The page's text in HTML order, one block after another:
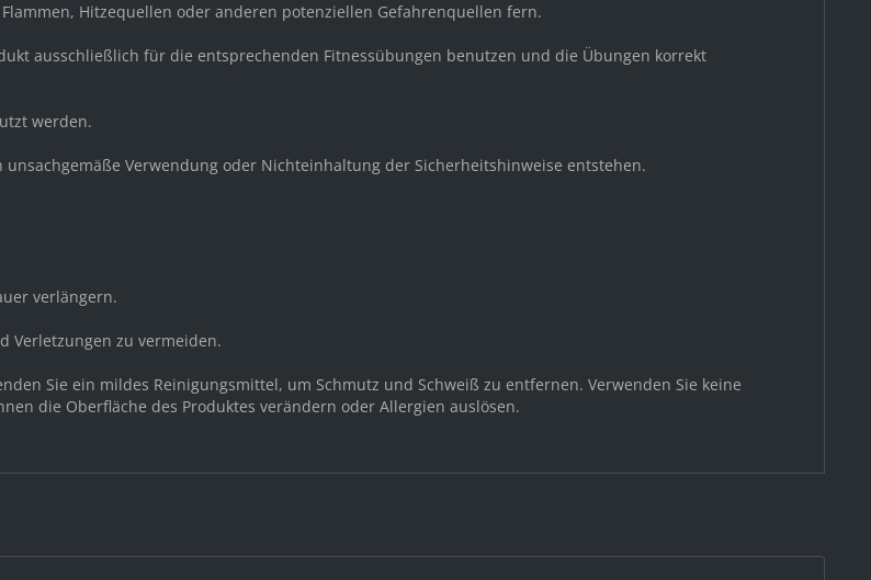
Hitzequellen oder anderen potenziellen Gefahrenquellen fern.
ausschließlich für die entsprechenden Fitnessübungen benutzen und die Übungen korrekt
werden.
Verwendung oder Nichteinhaltung der Sicherheitshinweise entstehen.
verlängern.
Verletzungen zu vermeiden.
Sie ein mildes Reinigungsmittel, um Schmutz und Schweiß zu entfernen. Verwenden Sie keine
die Oberfläche des Produktes verändern oder Allergien auslösen.